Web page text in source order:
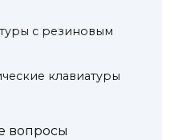
с резиновым
клавиатуры
вопросы